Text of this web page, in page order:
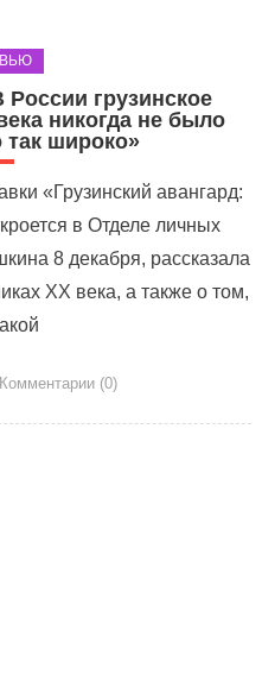
грузинское
никогда не было
так широко»
«Грузинский авангард:
в Отделе личных
8 декабря, рассказала
XX века, а также о том,
Комментарии (0)